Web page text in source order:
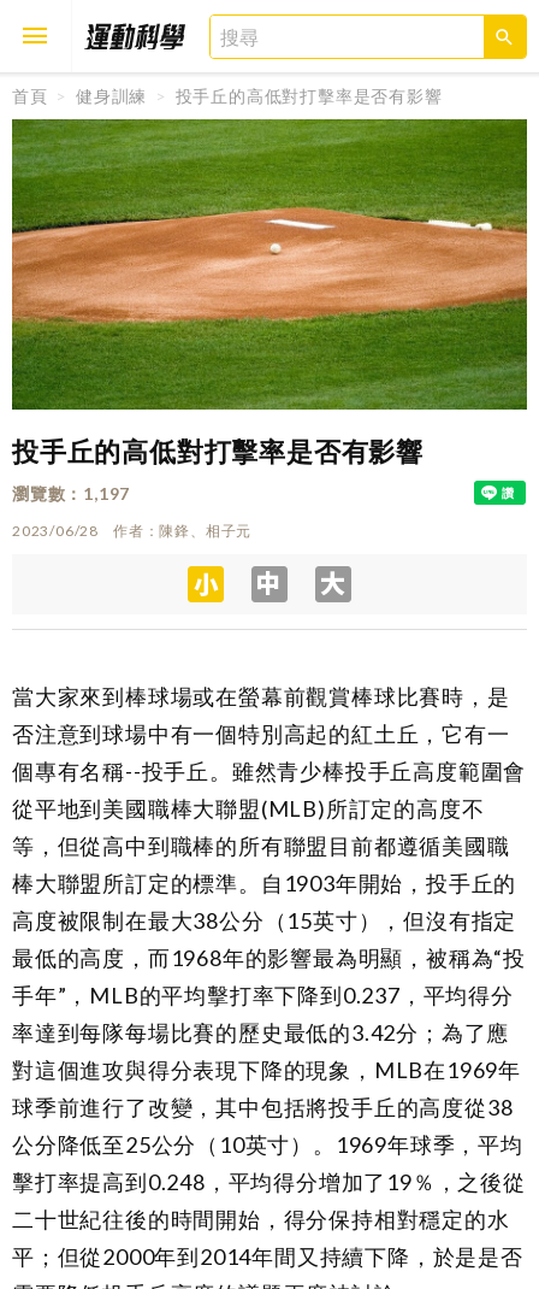
首頁 健身訓練 投手丘的高低對打擊率是否有影響
投手丘的高低對打擊率是否有影響
瀏覽數 1,197
2023/06/28 作者 陳鋒、相子元
當大家來到棒球場或在螢幕前觀賞棒球比賽時，是
否注意到球場中有一個特別高起的紅土丘，它有一
個專有名稱--投手丘。雖然青少棒投手丘高度範圍會
從平地到美國職棒大聯盟(MLB)所訂定的高度不
等，但從高中到職棒的所有聯盟目前都遵循美國職
棒大聯盟所訂定的標準。自1903年開始，投手丘的
高度被限制在最大38公分（15英寸），但沒有指定
最低的高度，而1968年的影響最為明顯，被稱為“投
手年”，MLB的平均擊打率下降到0.237，平均得分
率達到每隊每場比賽的歷史最低的3.42分；為了應
對這個進攻與得分表現下降的現象，MLB在1969年
球季前進行了改變，其中包括將投手丘的高度從38
公分降低至25公分（10英寸）。1969年球季，平均
擊打率提高到0.248，平均得分增加了19％，之後從
二十世紀往後的時間開始，得分保持相對穩定的水
平；但從2000年到2014年間又持續下降，於是是否
取消 確定